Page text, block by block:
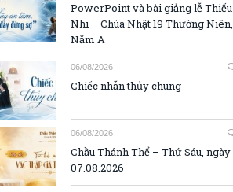
PowerPoint và bài giảng lễ Thiếu
Nhi – Chúa Nhật 19 Thường Niên,
Năm A
06/08/2026
Chiếc nhẫn thủy chung
06/08/2026
Chầu Thánh Thể – Thứ Sáu, ngày
07.08.2026